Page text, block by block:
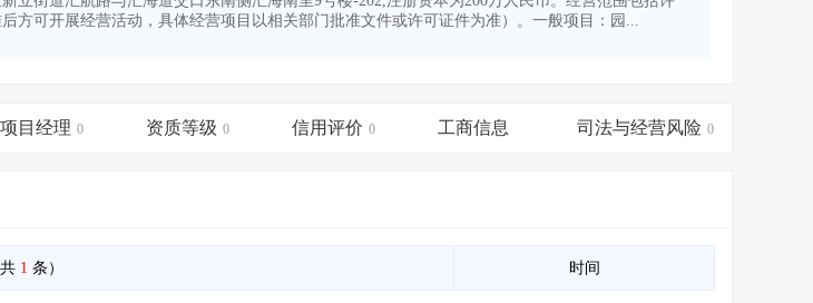
方可开展经营活动，具体经营项目以相关部门批准文件或许可证件为准）。一般项目：园...
项目经理 0 资质等级 0 信用评价 0 工商信息 司法与经营风险 0
1 条） 时间